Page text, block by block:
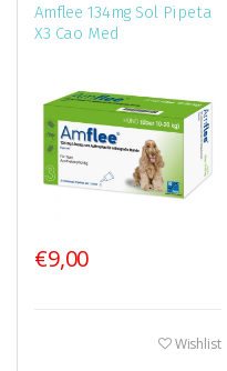
Amflee 134mg Sol Pipeta
X3 Cao Med
€9,00
Wishlist